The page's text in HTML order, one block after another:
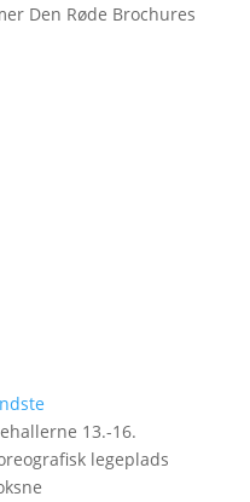
Den Røde Brochures
13.-16.
legeplads